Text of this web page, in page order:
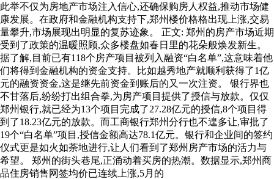
此举不仅为房地产市场注入信心,还确保购房人权益,推动市场健
康发展。在政府和金融机构支持下,郑州楼价格格出现上涨,交易
量攀升,市场展现出明显的复苏迹象。 正文: 郑州的房产市场近期
受到了政策的温暖照顾,众多楼盘如春日里的花朵般焕发新生。
据了解,目前已有118个房产项目被列入融资“白名单”,这意味着他
们将得到金融机构的资金支持。比如越秀地产就顺利获得了1亿
元的融资资金,这是继先前资金到账后的又一次注资。 银行界也
不甘落后,纷纷打出组合拳,为房产项目提供了授信与放款。仅仅
郑州银行,就已经为13个项目完成了27.28亿元的授信,8个项目得
到了18.23亿元的放款。而工商银行郑州分行也不遑多让,审批了
19个“白名单”项目,授信金额高达78.1亿元。银行和企业间的签约
仪式更是如火如荼地进行,让人们看到了郑州房产市场的活力与
希望。 郑州的街头巷尾,正涌动着买房的热潮。数据显示,郑州商
品住房销售网签均价已连续上涨,5月的